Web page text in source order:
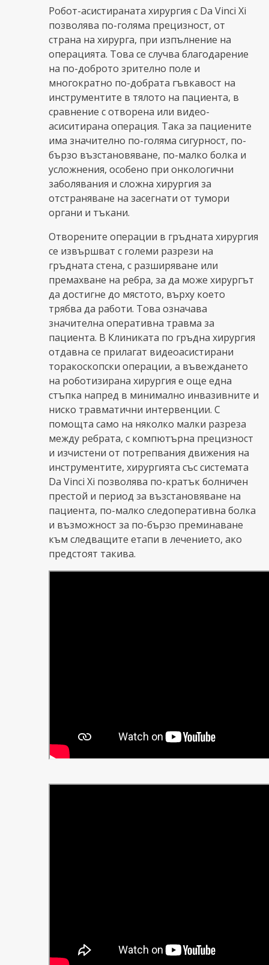
Робот-асистираната хирургия с Da Vinci Xi
позволява по-голяма прецизност, от
страна на хирурга, при изпълнение на
операцията. Това се случва благодарение
на по-доброто зрително поле и
многократно по-добрата гъвкавост на
инструментите в тялото на пациента, в
сравнение с отворена или видео-
асиситирана операция. Така за пациените
има значително по-голяма сигурност, по-
бързо възстановяване, по-малко болка и
усложнения, особено при онкологични
заболявания и сложна хирургия за
отстраняване на засегнати от тумори
органи и тъкани.
Отворените операции в гръдната хирургия
се извършват с големи разрези на
гръдната стена, с разширяване или
премахване на ребра, за да може хирургът
да достигне до мястото, върху което
трябва да работи. Това означава
значителна оперативна травма за
пациента. В Клиниката по гръдна хирургия
отдавна се прилагат видеоасистирани
торакоскопски операции, а въвеждането
на роботизирана хирургия е още една
стъпка напред в минимално инвазивните и
ниско травматични интервенции. С
помощта само на няколко малки разреза
между ребрата, с компютърна прецизност
и изчистени от потрепвания движения на
инструментите, хирургията със системата
Da Vinci Xi позволява по-кратък болничен
престой и период за възстановяване на
пациента, по-малко следоперативна болка
и възможност за по-бързо преминаване
към следващите етапи в лечението, ако
предстоят такива.